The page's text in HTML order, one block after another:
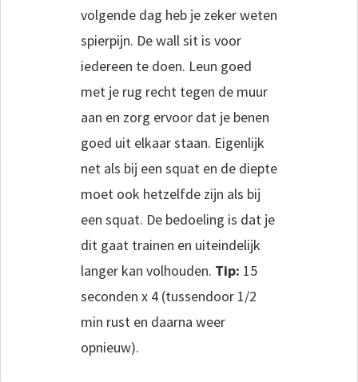
volgende dag heb je zeker weten
spierpijn. De wall sit is voor
iedereen te doen. Leun goed
met je rug recht tegen de muur
aan en zorg ervoor dat je benen
goed uit elkaar staan. Eigenlijk
net als bij een squat en de diepte
moet ook hetzelfde zijn als bij
een squat. De bedoeling is dat je
dit gaat trainen en uiteindelijk
langer kan volhouden. Tip: 15
seconden x 4 (tussendoor 1/2
min rust en daarna weer
opnieuw).